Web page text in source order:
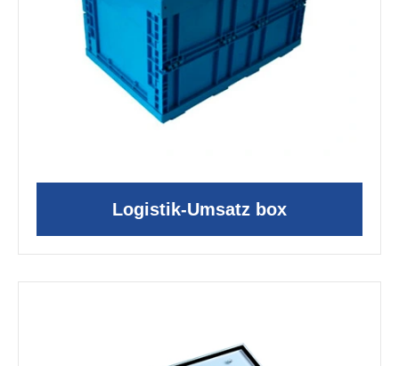
Logistik-Umsatz box